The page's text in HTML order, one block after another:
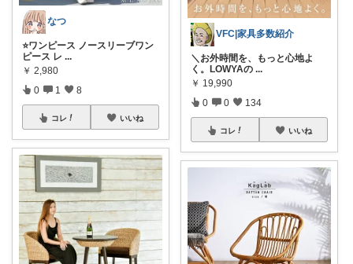
なつ
⭐️ワンピース ノースリーブワン
ピース レ ...
￥ 2,980
0 1 8
コレ いいね
VFC|家具多数紹介
＼お外時間を、もっと心地よ
く。LOWYAの ...
￥ 19,990
0 0 134
コレ いいね